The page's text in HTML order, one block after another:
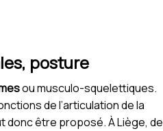
posture
ou musculo-squelettiques.
de l’articulation de la
donc être proposé. À Liège, de